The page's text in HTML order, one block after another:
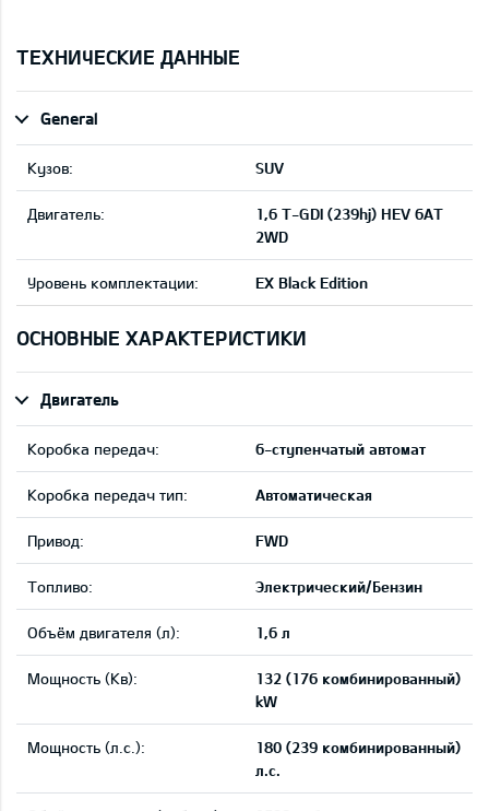
ТЕХНИЧЕСКИЕ ДАННЫЕ
General
Кузов: SUV
Двигатель:
1,6 T-GDI (239hj) HEV 6AT
2WD
Уровень комплектации: EX Black Edition
ОСНОВНЫЕ ХАРАКТЕРИСТИКИ
Двигатель
Коробка передач: 6-ступенчатый автомат
Коробка передач тип: Автоматическая
Привод: FWD
Tопливо: Электрический/Бензин
Объём двигателя (л): 1,6 л
Мощность (Кв):
132 (176 комбинированный)
kW
Мощность (л.с.):
180 (239 комбинированный)
л.с.